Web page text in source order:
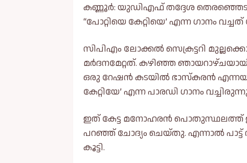
കണ്ണൂർ: യുഡിഎഫ് തദ്ദേശ
“പോറ്റിയെ കേറ്റിയെ’ എന്ന ഗാനം
സിപിഎം ലോക്കല്‍ സെക്രട്ടറി
മർദനമേറ്റത്. കഴിഞ്ഞ
ഒരു റേഷൻ കടയില്‍ ഭാസ്കരൻ
കേറ്റിയേ’ എന്ന പാരഡി ഗാനം
ഇത് കേട്ട മനോഹരൻ പൊതുസ്ഥലത്ത്
പറഞ്ഞ് ചോദ്യം ചെയ്തു. എന്നാല്‍
കൂട്ടി.